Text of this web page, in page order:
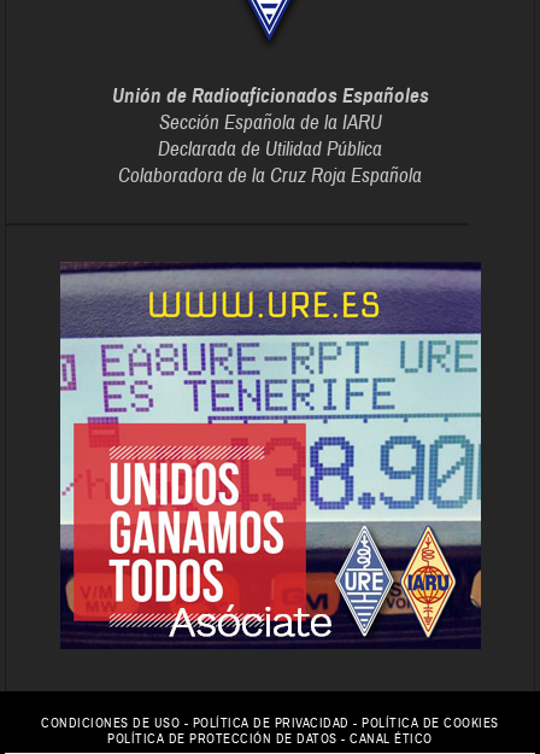
Unión de Radioaficionados Españoles
Sección Española de la IARU
Declarada de Utilidad Pública
Colaboradora de la Cruz Roja Española
CONDICIONES DE USO - POLÍTICA DE PRIVACIDAD - POLÍTICA DE COOKIES
POLÍTICA DE PROTECCIÓN DE DATOS -CANAL ÉTICO